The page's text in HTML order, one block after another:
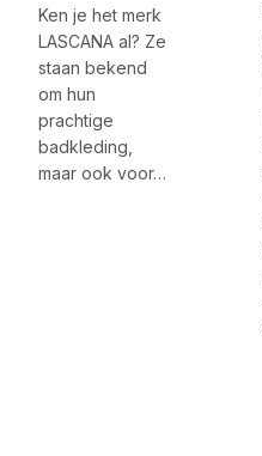
Ken je het merk
LASCANA al? Ze
staan bekend
om hun
prachtige
badkleding,
maar ook voor…